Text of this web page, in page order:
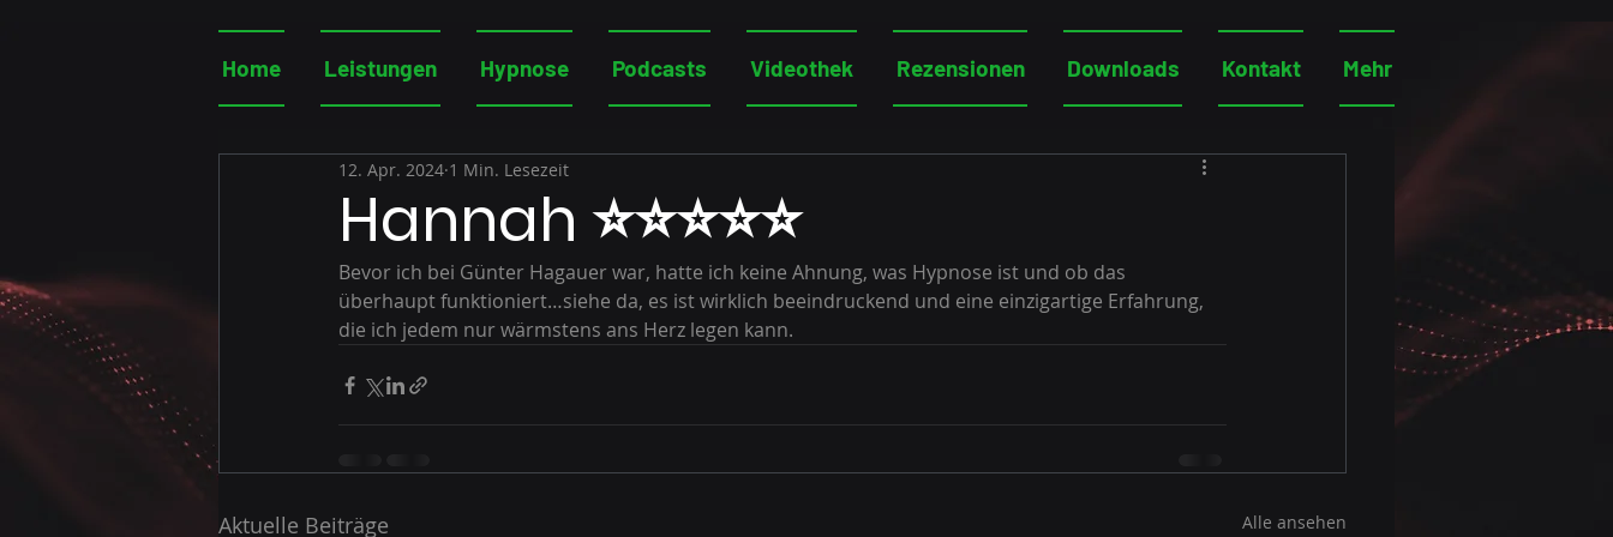
Home Leistungen Hypnose Podcasts Videothek Rezensionen Downloads Kontakt Mehr
Hannah ⭐⭐⭐⭐⭐
12. Apr. 2024 1 Min. Lesezeit
Bevor ich bei Günter Hagauer war, hatte ich keine Ahnung, was Hypnose ist und ob das
überhaupt funktioniert…siehe da, es ist wirklich beeindruckend und eine einzigartige Erfahrung,
die ich jedem nur wärmstens ans Herz legen kann.
Aktuelle Beiträge Alle ansehen